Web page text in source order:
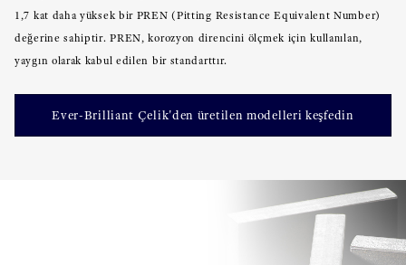
1,7 kat daha yüksek bir PREN (Pitting Resistance Equivalent Number)
değerine sahiptir. PREN, korozyon direncini ölçmek için kullanılan,
yaygın olarak kabul edilen bir standarttır.
Ever-Brilliant Çelik'den üretilen modelleri keşfedin